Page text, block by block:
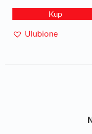
Kup
Ulubione